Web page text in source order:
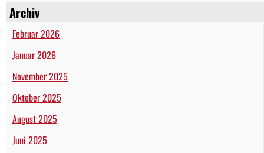
Archiv
Februar 2026
Januar 2026
November 2025
Oktober 2025
August 2025
Juni 2025